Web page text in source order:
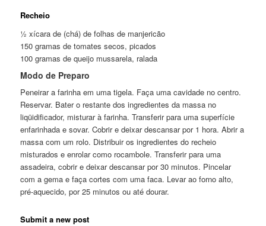
Recheio
½ xícara de (chá) de folhas de manjericão
150 gramas de tomates secos, picados
100 gramas de queijo mussarela, ralada
Modo de Preparo
Peneirar a farinha em uma tigela. Faça uma cavidade no centro.
Reservar. Bater o restante dos ingredientes da massa no
liqüidificador, misturar à farinha. Transferir para uma superfície
enfarinhada e sovar. Cobrir e deixar descansar por 1 hora. Abrir a
massa com um rolo. Distribuir os ingredientes do recheio
misturados e enrolar como rocambole. Transferir para uma
assadeira, cobrir e deixar descansar por 30 minutos. Pincelar
com a gema e faça cortes com uma faca. Levar ao forno alto,
pré-aquecido, por 25 minutos ou até dourar.
Submit a new post